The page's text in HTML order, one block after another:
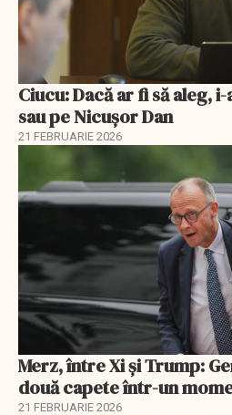
Ciucu: Dacă ar fi să aleg,
sau pe Nicușor Dan
21 FEBRUARIE 2026
Merz, între Xi și Trump:
două capete într-un
21 FEBRUARIE 2026